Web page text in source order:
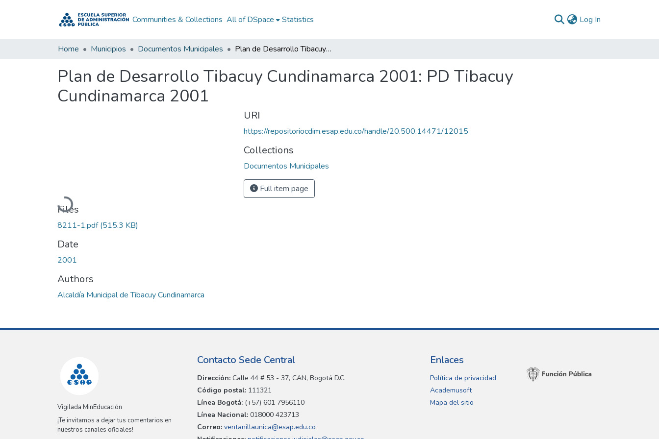
Communities & Collections All of DSpace Statistics Log In
Home Municipios Documentos Municipales Plan de Desarrollo Tibacuy Cundinamarca 2001: PD Tibacuy Cundinamarca 2001
Plan de Desarrollo Tibacuy Cundinamarca 2001: PD Tibacuy
Cundinamarca 2001
Loading...
Files
8211-1.pdf(515.3 KB)
Date
2001
Authors
Alcaldía Municipal de Tibacuy Cundinamarca
URI
https://repositoriocdim.esap.edu.co/handle/20.500.14471/12015
Collections
Documentos Municipales
Full item page
Vigilada MinEducación
¡Te invitamos a dejar tus comentarios en
nuestros canales oficiales!
Contacto Sede Central
Dirección: Calle 44 # 53 - 37, CAN, Bogotá D.C.
Código postal: 111321
Línea Bogotá: (+57) 601 7956110
Línea Nacional: 018000 423713
Correo: ventanillaunica@esap.edu.co
Enlaces
Política de privacidad
Academusoft
Mapa del sitio